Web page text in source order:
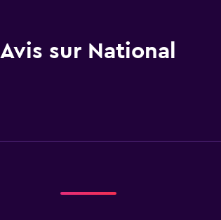
Avis sur National